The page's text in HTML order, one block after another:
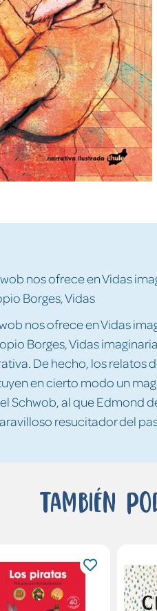
nos ofrece en Vidas
Borges, Vidas
nos ofrece en Vidas
Borges, Vidas
De hecho, los relatos
en cierto modo un
Schwob, al que Edmond
resucitador del
También